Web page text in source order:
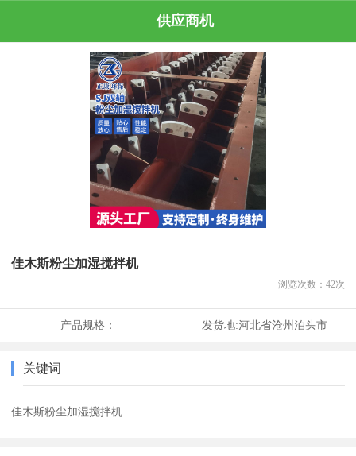
供应商机
佳木斯粉尘加湿搅拌机
浏览次数： 42次
产品规格： 发货地:河北省沧州泊头市
关键词
佳木斯粉尘加湿搅拌机